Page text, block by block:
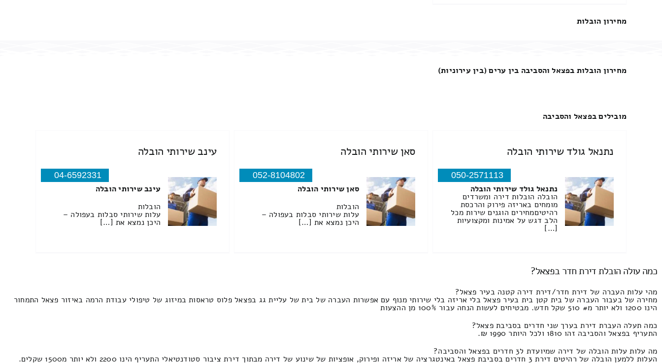
מחירון הובלות
מחירון הובלות בפצאל והסביבה בין ערים (בין עירוניות)
מובילים בפצאל והסביבה
נתנאל גולד שירותי הובלה
050-2571113
נתנאל גולד שירותי הובלה
הובלה הובלות דירה ומשרדים
מומחים באריזה פירוק והרכסת
רהיטיםמחירים הוגנים שירות מכל
הלב דגש על אמינות ומקצועיות
[…]
סאן שירותי הובלה
052-8104802
סאן שירותי הובלה
הובלות
עלות שירותי סבלות בעפולה –
היכן נמצא את […]
עינב שירותי הובלה
04-6592331
עינב שירותי הובלה
הובלות
עלות שירותי סבלות בעפולה –
היכן נמצא את […]
כמה עולה הובלת דירת חדר בפצאל?
מהי עלות העברה של דירת חדר/דירת דירה קטנה בעיר פצאל?
מחירה של בעבור העברה של בית קטן בית בעיר פצאל בלי אריזה בלי שירותי מנוף עם אפשרות העברה של בית של עליית גג בפצאל פלוס טראסות במיזוג של טיפולי עבודת הרמה באיזור פצאל התמחור
הינו 1200 ולא יותר מ# 510 שקל חדש. מבטיחים לעשות הנחה עבור 100% מן ההצעות
כמה תעלה העברת דירת בערך שני חדרים בסביבת פצאל?
התעריף בפצאל והסביבה זהו 1810 ולכל היותר 1990 ₪.
מה עלות עלות הובלה של דירה שמיועדת ל3 חדרים בפצאל והסביבה?
העלות ללמען הובלה של רהיטים דירת 3 חדרים בסביבת פצאל באינטגרציה של אריזה ופירוק, אופציות של שינוע של דירה מבתוך דירת ציבור סטודנטיאלי התעריף הינו 2200 ולא יותר מ1500 שקלים.